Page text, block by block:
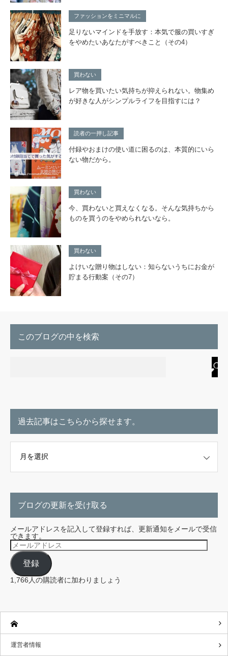
ファッションをミニマルに
足りないマインドを手放す：本気で服の買いすぎ
をやめたいあなたがすべきこと（その4）
買わない
レア物を買いたい気持ちが抑えられない。物集め
が好きな人がシンプルライフを目指すには？
読者の一押し記事
付録やおまけの使い道に困るのは、本質的にいら
ない物だから。
買わない
今、買わないと買えなくなる。そんな気持ちから
ものを買うのをやめられないなら。
買わない
よけいな贈り物はしない：知らないうちにお金が
貯まる行動案（その7）
このブログの中を検索
過去記事はこちらから探せます。
ブログの更新を受け取る
メールアドレスを記入して登録すれば、更新通知をメールで受信
できます。
メ
ー
ル
ア
ド
レ
ス
登録
1,766人の購読者に加わりましょう
運営者情報